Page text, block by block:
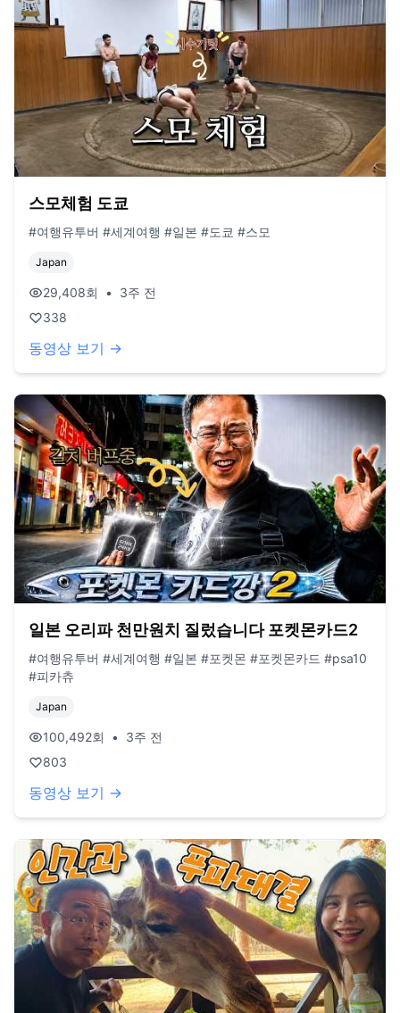
스모체험 도쿄
#여행유투버 #세계여행 #일본 #도쿄 #스모
Japan
29,408회 •
3주 전
338
동영상 보기 →
일본 오리파 천만원치 질렀습니다 포켓몬카드2
#여행유투버 #세계여행 #일본 #포켓몬 #포켓몬카드 #psa10
#피카츄
Japan
100,492회 •
3주 전
803
동영상 보기 →